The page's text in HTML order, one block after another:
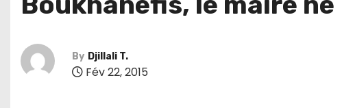
By Djillali T.
Fév 22, 2015